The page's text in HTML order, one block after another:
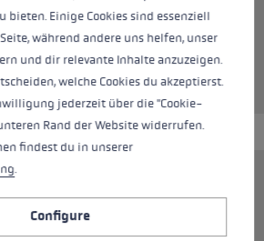
Perfect for relaxed days
The high-quality material
bieten. Einige Cookies sind essenziell
während andere uns helfen, unser
und dir relevante Inhalte anzuzeigen.
welche Cookies du akzeptierst.
jederzeit über die "Cookie-
Rand der Website widerrufen.
findest du in unserer
.
Configure